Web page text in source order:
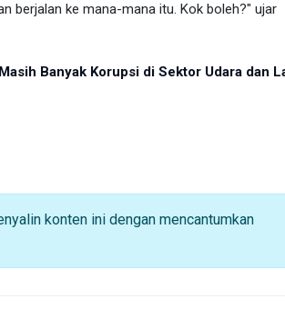
berjalan ke mana-mana itu. Kok boleh?" ujar
Banyak Korupsi di Sektor Udara dan
konten ini dengan mencantumkan